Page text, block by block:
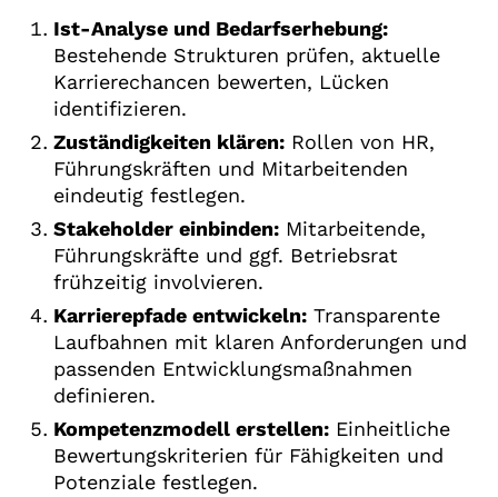
Ist-Analyse und Bedarfserhebung:
Bestehende Strukturen prüfen, aktuelle
Karrierechancen bewerten, Lücken
identifizieren.
Zuständigkeiten klären: Rollen von HR,
Führungskräften und Mitarbeitenden
eindeutig festlegen.
Stakeholder einbinden: Mitarbeitende,
Führungskräfte und ggf. Betriebsrat
frühzeitig involvieren.
Karrierepfade entwickeln: Transparente
Laufbahnen mit klaren Anforderungen und
passenden Entwicklungsmaßnahmen
definieren.
Kompetenzmodell erstellen: Einheitliche
Bewertungskriterien für Fähigkeiten und
Potenziale festlegen.